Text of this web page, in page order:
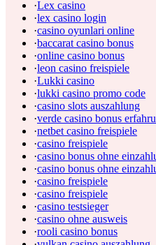
·Lex casino
·lex casino login
·casino oyunlari online
·baccarat casino bonus
·online casino bonus
·leon casino freispiele
·Lukki casino
·lukki casino promo code
·casino slots auszahlung
·verde casino bonus
·netbet casino freispiele
·casino freispiele
·casino bonus ohne
·casino bonus ohne
·casino freispiele
·casino freispiele
·casino testsieger
·casino ohne ausweis
·rooli casino bonus